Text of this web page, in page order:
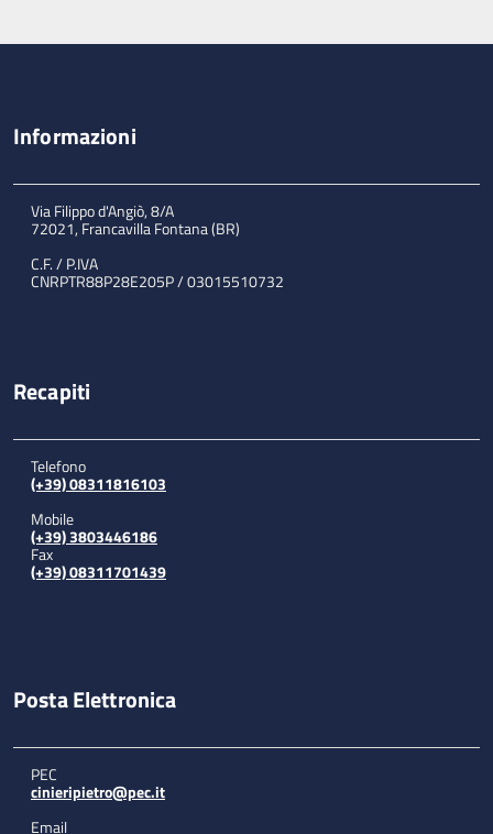
Informazioni
Via Filippo d'Angiò, 8/A
72021, Francavilla Fontana (BR)
C.F. / P.IVA
CNRPTR88P28E205P / 03015510732
Recapiti
Telefono
(+39) 08311816103
Mobile
(+39) 3803446186
Fax
(+39) 08311701439
Posta Elettronica
PEC
cinieripietro@pec.it
Email